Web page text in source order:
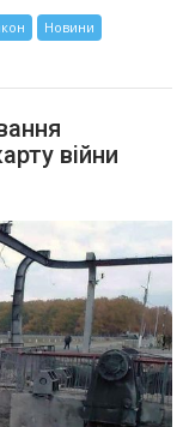
Новини
війни